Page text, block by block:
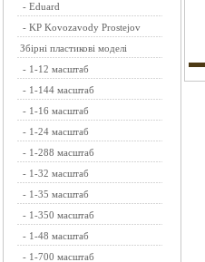
- Eduard
- KP Kovozavody Prostejov
Збірні пластикові моделі
- 1-12 масштаб
- 1-144 масштаб
- 1-16 масштаб
- 1-24 масштаб
- 1-288 масштаб
- 1-32 масштаб
- 1-35 масштаб
- 1-350 масштаб
- 1-48 масштаб
- 1-700 масштаб